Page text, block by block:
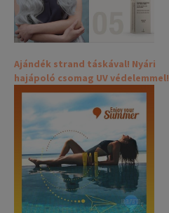
Ajándék strand táskával! Nyári
hajápoló csomag UV védelemmel!